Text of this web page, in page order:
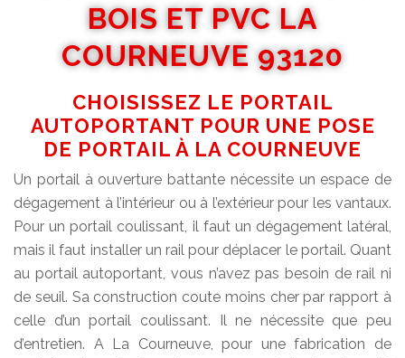
BOIS ET PVC LA
COURNEUVE 93120
CHOISISSEZ LE PORTAIL
AUTOPORTANT POUR UNE POSE
DE PORTAIL À LA COURNEUVE
Un portail à ouverture battante nécessite un espace de
dégagement à l’intérieur ou à l’extérieur pour les vantaux.
Pour un portail coulissant, il faut un dégagement latéral,
mais il faut installer un rail pour déplacer le portail. Quant
au portail autoportant, vous n’avez pas besoin de rail ni
de seuil. Sa construction coute moins cher par rapport à
celle d’un portail coulissant. Il ne nécessite que peu
d’entretien. A La Courneuve, pour une fabrication de